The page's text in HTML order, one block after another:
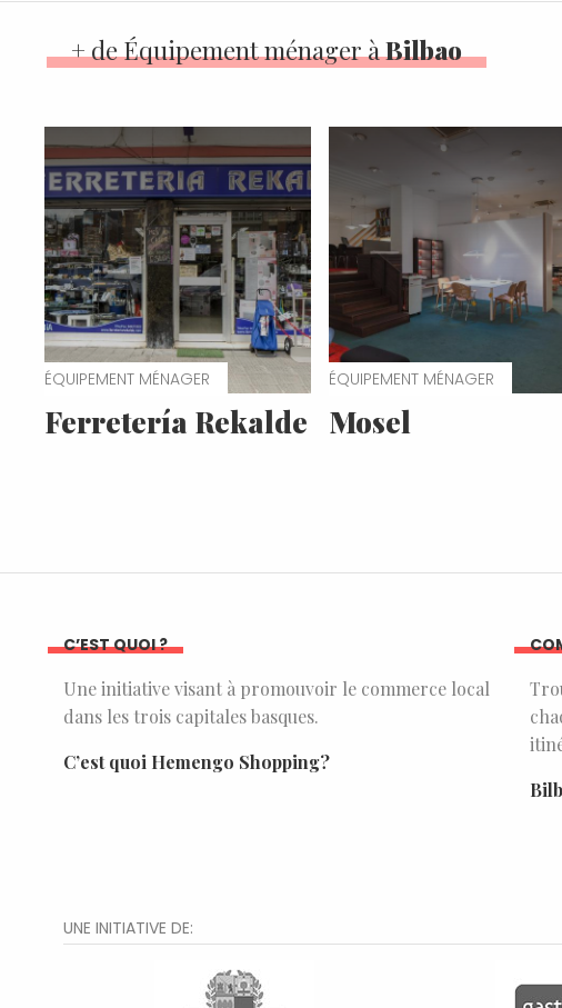
+ de Équipement ménager àBilbao
ÉQUIPEMENT MÉNAGER
Ferretería Rekalde
ÉQUIPEMENT MÉNAGER
Mosel
C’EST QUOI ?
Une initiative visant à promouvoir le commerce local
dans les trois capitales basques.
C’est quoi Hemengo Shopping?
UNE INITIATIVE DE: